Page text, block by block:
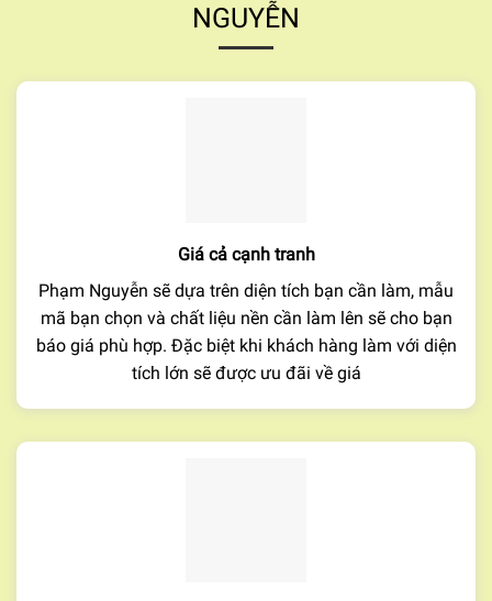
NGUYỄN
Giá cả cạnh tranh
Phạm Nguyễn sẽ dựa trên diện tích bạn cần làm, mẫu
mã bạn chọn và chất liệu nền cần làm lên sẽ cho bạn
báo giá phù hợp. Đặc biệt khi khách hàng làm với diện
tích lớn sẽ được ưu đãi về giá